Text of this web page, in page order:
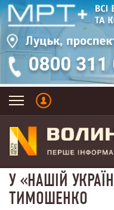
У «НАШІЙ
ТИМОШЕНКО